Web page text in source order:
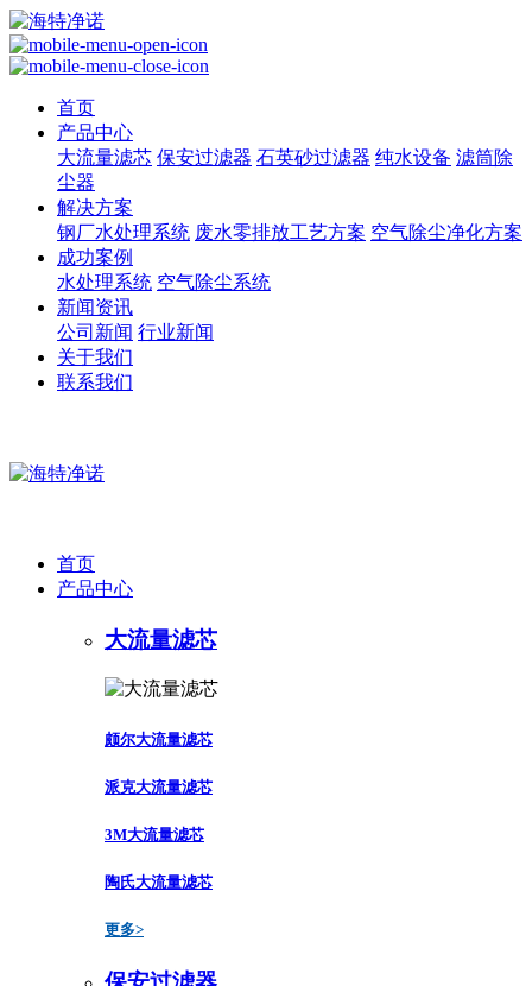
首页
产品中心
大流量滤芯 保安过滤器 石英砂过滤器 纯水设备 滤筒除
尘器
解决方案
钢厂水处理系统 废水零排放工艺方案 空气除尘净化方案
成功案例
水处理系统 空气除尘系统
新闻资讯
公司新闻 行业新闻
关于我们
联系我们
首页
产品中心
大流量滤芯
颇尔大流量滤芯
派克大流量滤芯
3M大流量滤芯
陶氏大流量滤芯
更多>